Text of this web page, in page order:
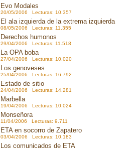
Evo Modales
20/05/2006 Lecturas: 10.357
El ala izquierda de la extrema izquierda
08/05/2006 Lecturas: 11.355
Derechos humonos
29/04/2006 Lecturas: 11.518
La OPA boba
27/04/2006 Lecturas: 10.020
Los genoveses
25/04/2006 Lecturas: 16.792
Estado de sitio
24/04/2006 Lecturas: 14.281
Marbella
19/04/2006 Lecturas: 10.024
Monseñora
11/04/2006 Lecturas: 9.711
ETA en socorro de Zapatero
03/04/2006 Lecturas: 10.183
Los comunicados de ETA